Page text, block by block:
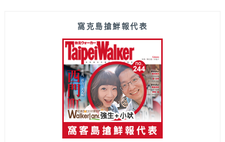
窩克島搶鮮報代表